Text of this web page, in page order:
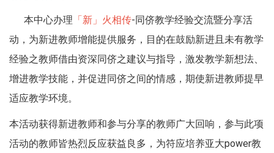
本中心办理 「新」火相传-同侪教学经验交流暨分享活
动，为新进教师增能提供服务，目的在鼓励新进且未有教学
经验之教师借由资深同侪之建议与指导，激发教学新想法、
增进教学技能，并促进同侪之间的情感，期使新进教师提早
适应教学环境。
本活动获得新进教师和参与分享的教师广大回响，参与此项
活动的教师皆热烈反应获益良多，为符应培养亚大power教